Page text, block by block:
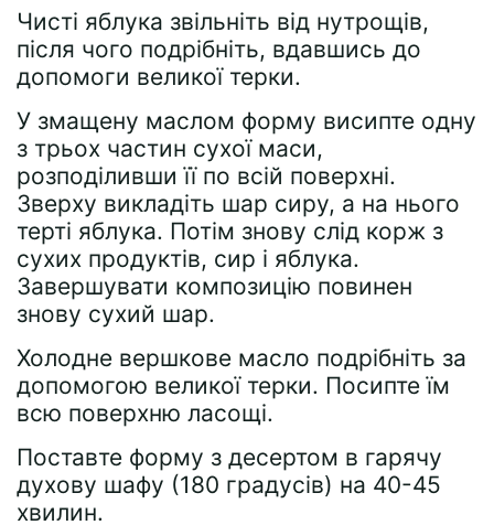
Чисті яблука звільніть від нутрощів,
після чого подрібніть, вдавшись до
допомоги великої терки.
У змащену маслом форму висипте одну
з трьох частин сухої маси,
розподіливши її по всій поверхні.
Зверху викладіть шар сиру, а на нього
терті яблука. Потім знову слід корж з
сухих продуктів, сир і яблука.
Завершувати композицію повинен
знову сухий шар.
Холодне вершкове масло подрібніть за
допомогою великої терки. Посипте їм
всю поверхню ласощі.
Поставте форму з десертом в гарячу
духову шафу (180 градусів) на 40-45
хвилин.